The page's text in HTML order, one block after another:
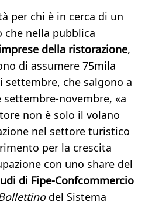
per chi è in cerca di un
che nella pubblica
della ristorazione,
di assumere 75mila
settembre, che salgono a
novembre, «a
non è solo il volano
nel settore turistico
per la crescita
con uno share del
di Fipe-Confcommercio
del Sistema